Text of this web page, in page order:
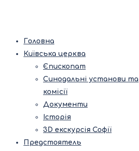
Головна
Київська церква
Єпископат
Синодальні установи та
комісії
Документи
Історія
3D екскурсія Софії
Предстоятель